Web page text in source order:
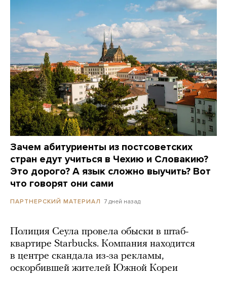
Зачем абитуриенты из постсоветских
стран едут учиться в Чехию и Словакию?
Это дорого? А язык сложно выучить? Вот
что говорят они сами
ПАРТНЕРСКИЙ МАТЕРИАЛ 7 дней назад
Полиция Сеула провела обыски в штаб-
квартире Starbucks. Компания находится
в центре скандала из-за рекламы,
оскорбившей жителей Южной Кореи